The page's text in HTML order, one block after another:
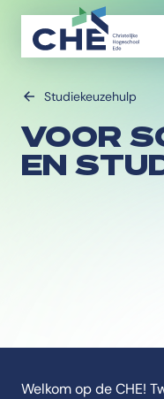
Studiekeuzehulp
VOOR
EN
Welkom op de CHE!